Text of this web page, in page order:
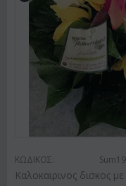
ΚΩΔΙΚΟΣ: Sum19
Kαλοκαιρινος δισκος